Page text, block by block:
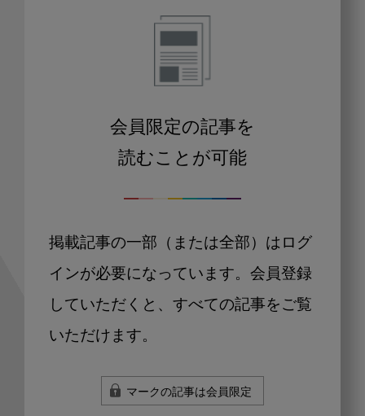
会員限定の記事を
読むことが可能
掲載記事の一部（または全部）はログ
インが必要になっています。会員登録
していただくと、すべての記事をご覧
いただけます。
マークの記事は会員限定